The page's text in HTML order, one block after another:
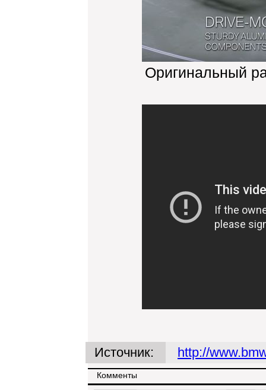
Оригинальный
Источник: http://
Комменты